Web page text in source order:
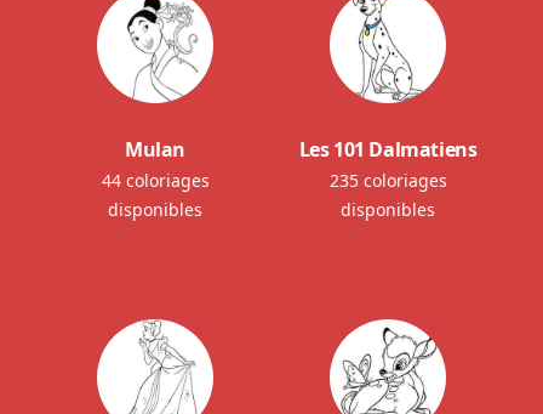
Mulan
44 coloriages
disponibles
Les 101 Dalmatiens
235 coloriages
disponibles